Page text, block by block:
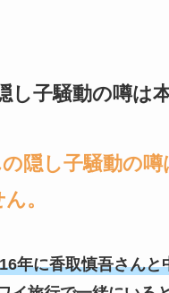
し子騒動の噂は
隠し子騒動の噂
。
年に香取慎吾さんと